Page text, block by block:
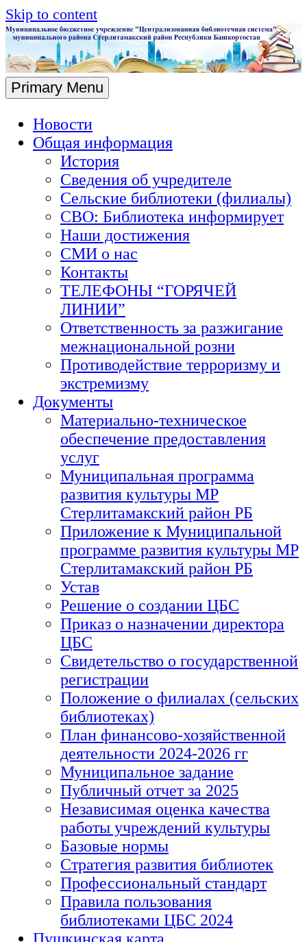
Skip to content
Primary Menu
Новости
Общая информация
История
Сведения об учредителе
Сельские библиотеки (филиалы)
СВО: Библиотека информирует
Наши достижения
СМИ о нас
Контакты
ТЕЛЕФОНЫ “ГОРЯЧЕЙ
ЛИНИИ”
Ответственность за разжигание
межнациональной розни
Противодействие терроризму и
экстремизму
Документы
Материально-техническое
обеспечение предоставления
услуг
Муниципальная программа
развития культуры МР
Стерлитамакский район РБ
Приложение к Муниципальной
программе развития культуры МР
Стерлитамакский район РБ
Устав
Решение о создании ЦБС
Приказ о назначении директора
ЦБС
Свидетельство о государственной
регистрации
Положение о филиалах (сельских
библиотеках)
План финансово-хозяйственной
деятельности 2024-2026 гг
Муниципальное задание
Публичный отчет за 2025
Независимая оценка качества
работы учреждений культуры
Базовые нормы
Стратегия развития библиотек
Профессиональный стандарт
Правила пользования
библиотеками ЦБС 2024